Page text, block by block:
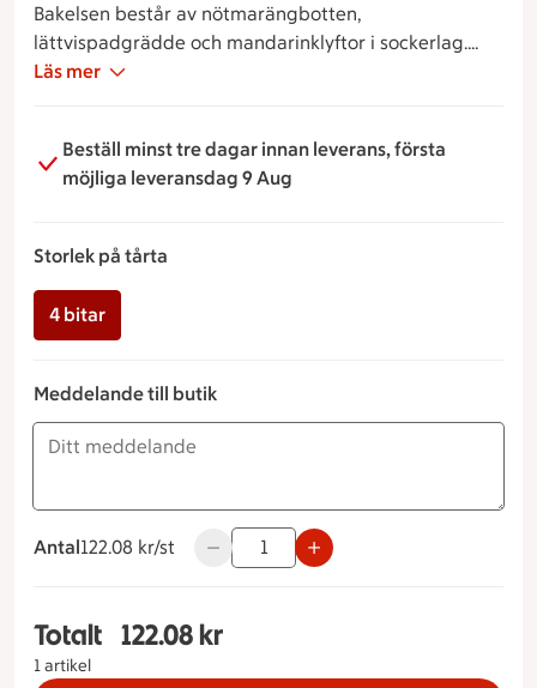
Bakelsen består av nötmarängbotten,
lättvispadgrädde och mandarinklyftor i sockerlag.
Den dekoreras sedan med choklad och ett tunt lager
Läs mer
Beställ minst tre dagar innan leverans, första
möjliga leveransdag 9 Aug
Storlek på tårta
4 bitar
Meddelande till butik
Antal
122.08 kronor styck
122.08 kr/st Använd knapparna för att minska
Totalt
1 artikel
Totalt 1 stycken Budapeststubbe Storlek på
122.08 kr